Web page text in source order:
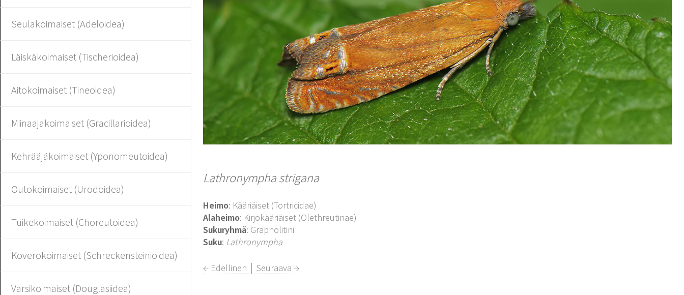
Seulakoimaiset (Adeloidea)
Läiskäkoimaiset (Tischerioidea)
Aitokoimaiset (Tineoidea)
Miinaajakoimaiset (Gracillarioidea)
Kehrääjäkoimaiset (Yponomeutoidea)
Outokoimaiset (Urodoidea)
Tuikekoimaiset (Choreutoidea)
Koverokoimaiset (Schreckensteinioidea)
Varsikoimaiset (Douglasiidea)
Lathronympha strigana
Heimo: Kääriäiset (Tortricidae)
Alaheimo: Kirjokääriäiset (Olethreutinae)
Sukuryhmä: Grapholitini
Suku: Lathronympha
← Edellinen │Seuraava →